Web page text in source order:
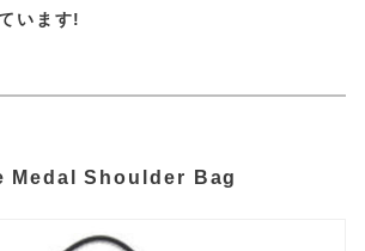
います!
Medal Shoulder Bag